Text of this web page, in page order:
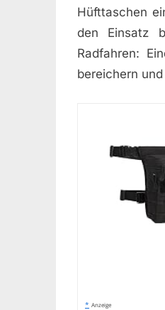
Hüfttaschen
den Einsatz
Radfahren:
bereichern
* Anzeige